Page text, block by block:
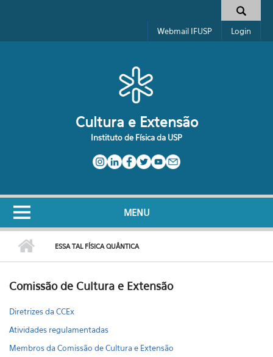
Formulário de busca
Webmail IFUSP Login
Cultura e Extensão
Instituto de Física da USP
MENU
ESSA TAL FÍSICA QUÂNTICA
Comissão de Cultura e Extensão
Diretrizes da CCEx
Atividades regulamentadas
Membros da Comissão de Cultura e Extensão